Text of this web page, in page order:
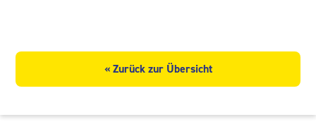
« Zurück zur Übersicht